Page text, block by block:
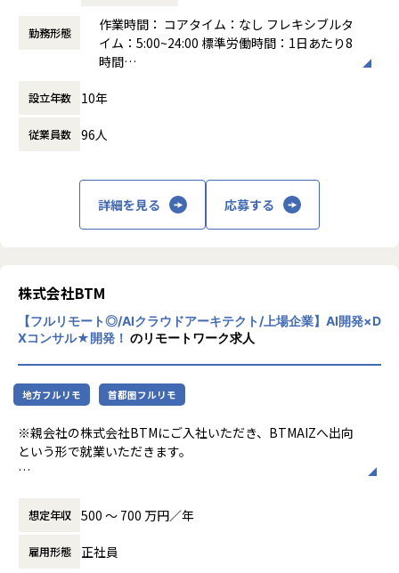
を実践しています。
要件定義・設計・実装・テスト・リリース・運用など、顧客
価値の最大化に向け、メンバーの得意領域を活かしながら、
ト開発に関わる全てに携わっていただきます。
【取り組む業務イメージ】
・社内にない知識/技術の調査・改善提案など中長期的視点で
運用作業の確立・効率化、トイル削減
・顧客からの要望だけではなく、プロダクト価値向上に繋が
る機能開発の提案
【パブリテック事業部 / プロダクトチームの文化】
・パブリテック事業部では、「ビジネスチーム」と「プロダ
クトチーム」があり、双方の得意分野を活かしながら進化を
続けています
・些細なことでも感謝の言葉を伝え合い、また困難には一体
となって立ち向かう文化があります
自ら考えるなど、自己管理が求められます
を超えた協力関係を築く文化があります
題の特定と解決
・開発プロセスの最適化及びAIツール活用やテスト自動化に
よる生産性向上施策の推進
通じた、チーム全体の技術力底上げと技術文化醸成
kan®︎」は、2018年のリリースから顧客を拡大し、
ありがたいことに年々お問い合わせも好調に推移しており、
導入社数は400社を突破しております。
社への導入が決定し、
保険業界全体の変革に向けた動きが加速しています。
現在開発メンバーは30名を超え、安定した開発体制を築けて
いる一方で、今後AIネイティブな開発環境において競争力を
技術的な意思決定を牽引できるテックリード層の強化が急務
今後、保険代理店が抱えるペインと向き合うために、よりマ
ルチプロダクト化を進め、課題解決に向けて進めていきたい
また、主力プロダクトの成長加速と並行して、新規事業本部
おり、
勤務形態
作業時間： コアタイム：なし フレキシブルタ
イム：5:00~24:00 標準労働時間：1日あたり8
時間
時間外労働の有無： 有（月平均20時間）
設立年数 10年
従業員数 96人
詳細を見る 応募する
株式会社BTM
【フルリモート◎/AIクラウドアーキテクト/上場企業】AI開発×D
Xコンサル★開発！ のリモートワーク求人
地方フルリモ 首都圏フルリモ
※親会社の株式会社BTMにご入社いただき、BTMAIZへ出向
という形で就業いただきます。
【本ポジションの役割】
AIアプリケーションを支えるクラウド基盤の設計・構築を担
う役割です。
Azure案件が中心ではありますが、再現性・拡張性を意識し
想定年収 500 〜 700 万円／年
雇用形態 正社員